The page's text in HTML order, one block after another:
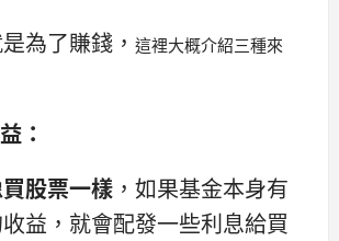
為了賺錢， 這裡大概介紹三種來
：
股票一樣 ，如果基金本身有
益，就會配發一些利息給買